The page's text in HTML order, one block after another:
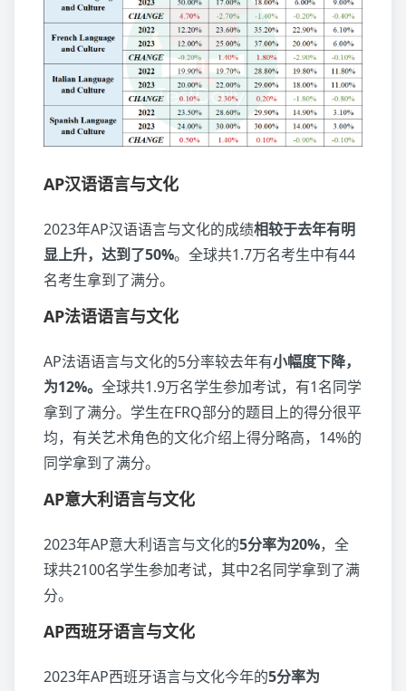
AP汉语语言与文化
2023年AP汉语语言与文化的成绩相较于去年有明
显上升，达到了50%。全球共1.7万名考生中有44
名考生拿到了满分。
AP法语语言与文化
AP法语语言与文化的5分率较去年有小幅度下降，
为12%。 全球共1.9万名学生参加考试，有1名同学
拿到了满分。学生在FRQ部分的题目上的得分很平
均，有关艺术角色的文化介绍上得分略高，14%的
同学拿到了满分。
AP意大利语言与文化
2023年AP意大利语言与文化的5分率为20%，全
球共2100名学生参加考试，其中2名同学拿到了满
分。
AP西班牙语言与文化
2023年AP西班牙语言与文化今年的5分率为